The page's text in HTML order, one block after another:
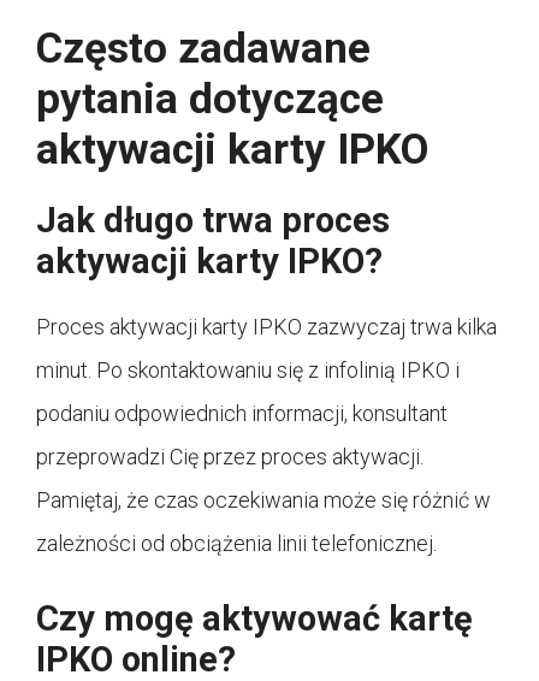
Często zadawane
pytania dotyczące
aktywacji karty IPKO
Jak długo trwa proces
aktywacji karty IPKO?
Proces aktywacji karty IPKO zazwyczaj trwa kilka
minut. Po skontaktowaniu się z infolinią IPKO i
podaniu odpowiednich informacji, konsultant
przeprowadzi Cię przez proces aktywacji.
Pamiętaj, że czas oczekiwania może się różnić w
zależności od obciążenia linii telefonicznej.
Czy mogę aktywować kartę
IPKO online?